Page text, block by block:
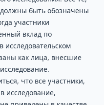
быть обозначены
участники
вклад по
как лица, внесшие
что все участники,
исследование,